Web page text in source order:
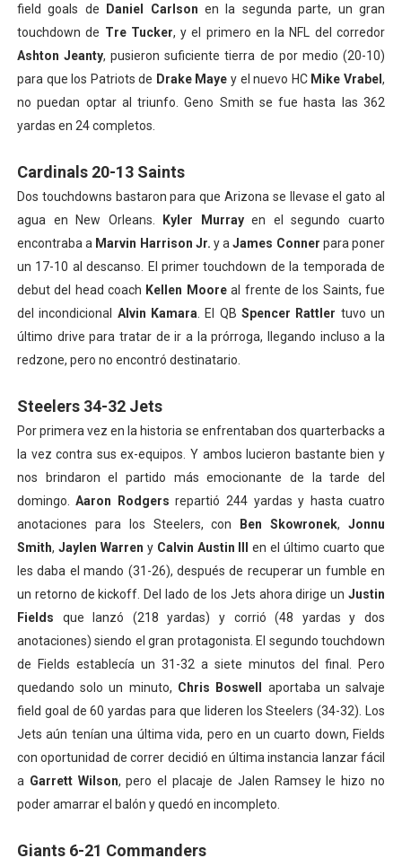
field goals de Daniel Carlson en la segunda parte, un gran
touchdown de Tre Tucker, y el primero en la NFL del corredor
Ashton Jeanty, pusieron suficiente tierra de por medio (20-10)
para que los Patriots de Drake Maye y el nuevo HC Mike Vrabel,
no puedan optar al triunfo. Geno Smith se fue hasta las 362
yardas en 24 completos.
Cardinals 20-13 Saints
Dos touchdowns bastaron para que Arizona se llevase el gato al
agua en New Orleans.
Kyler Murrayen el segundo cuarto
encontraba a Marvin Harrison Jr. y a James Conner para poner
un 17-10 al descanso. El primer touchdown de la temporada de
debut del head coach Kellen Mooreal frente de los Saints, fue
del incondicional
Alvin Kamara . El QBSpencer Rattler tuvo un
último drive para tratar de ir a la prórroga, llegando incluso a la
redzone, pero no encontró destinatario.
Steelers 34-32 Jets
Por primera vez en la historia se enfrentaban dos quarterbacks a
la vez contra sus ex-equipos. Y ambos lucieron bastante bien y
nos brindaron el partido más emocionante de la tarde del
domingo.Aaron Rodgers repartió 244 yardas y hasta cuatro
anotaciones para los Steelers, con
Ben Skowronek,Jonnu
Smith, Jaylen Warren y Calvin Austin IIIen el último cuarto que
les daba el mando (31-26), después de recuperar un fumble en
un retorno de kickoff. Del lado de los Jets ahora dirige unJustin
Fields que lanzó (218 yardas) y corrió (48 yardas y dos
anotaciones) siendo el gran protagonista. El segundo touchdown
de Fields establecía un 31-32 a siete minutos del final. Pero
quedando solo un minuto, Chris Boswell
aportaba un salvaje
field goal de 60 yardas para que lideren los Steelers (34-32). Los
Jets aún tenían una última vida, pero en un cuarto down, Fields
con oportunidad de correr decidió en última instancia lanzar fácil
a Garrett Wilson, pero el placaje de Jalen Ramsey le hizo no
poder amarrar el balón y quedó en incompleto.
Giants 6-21 Commanders